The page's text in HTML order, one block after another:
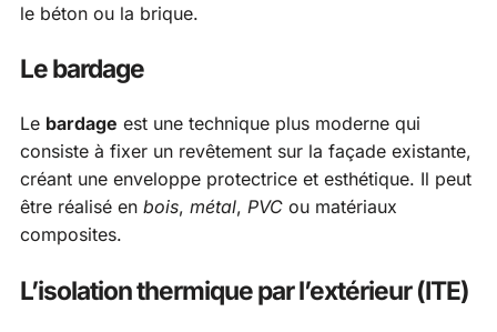
le béton ou la brique.
Le bardage
Le bardage est une technique plus moderne qui
consiste à fixer un revêtement sur la façade existante,
créant une enveloppe protectrice et esthétique. Il peut
être réalisé en bois, métal, PVC ou matériaux
composites.
L’isolation thermique par l’extérieur (ITE)